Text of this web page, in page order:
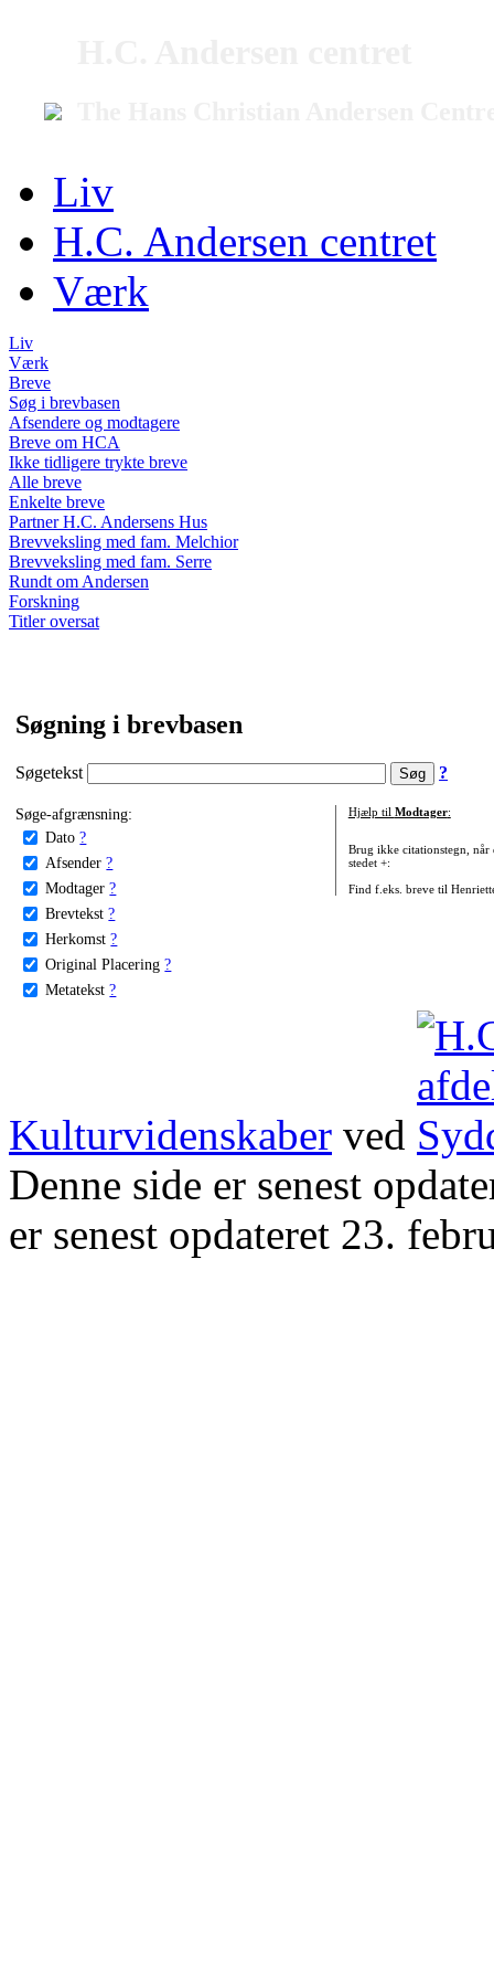
Liv
H.C. Andersen centret
Værk
Liv
Værk
Breve
Søg i brevbasen
Afsendere og modtagere
Breve om HCA
Ikke tidligere trykte breve
Alle breve
Enkelte breve
Partner H.C. Andersens Hus
Brevveksling med fam. Melchior
Brevveksling med fam. Serre
Rundt om Andersen
Forskning
Titler oversat
Søgning i brevbasen
Søgetekst ?
Søge-afgrænsning:
Dato ?
Afsender ?
Modtager ?
Brevtekst ?
Herkomst ?
Original Placering ?
Metatekst ?
Hjælp til Modtager:
Brug ikke citationstegn, når
stedet +:
Find f.eks. breve til
Kulturvidenskaber ved
Denne side er senest
er senest opdateret 23.